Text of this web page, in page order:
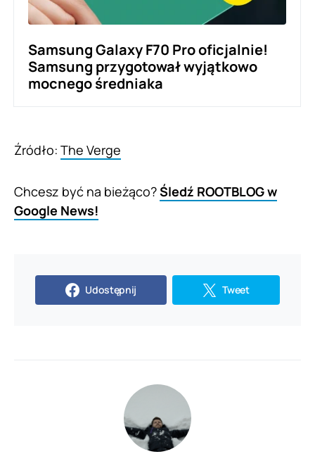
Samsung Galaxy F70 Pro oficjalnie!
Samsung przygotował wyjątkowo
mocnego średniaka
Źródło: The Verge
Chcesz być na bieżąco?Śledź ROOTBLOG w
Google News!
Udostępnij Tweet